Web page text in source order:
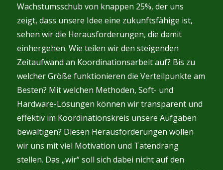
Wachstumsschub von knappen 25%, der uns
zeigt, dass unsere Idee eine zukunftsfähige ist,
sehen wir die Herausforderungen, die damit
einhergehen. Wie teilen wir den steigenden
Zeitaufwand an Koordinationsarbeit auf? Bis zu
welcher Größe funktionieren die Verteilpunkte am
Besten? Mit welchen Methoden, Soft- und
Hardware-Lösungen können wir transparent und
effektiv im Koordinationskreis unsere Aufgaben
bewältigen? Diesen Herausforderungen wollen
wir uns mit viel Motivation und Tatendrang
stellen. Das „wir“ soll sich dabei nicht auf den